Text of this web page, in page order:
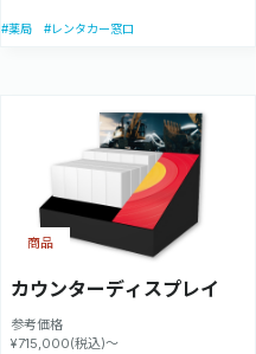
#薬局 #レンタカー窓口
カウンターディスプレイ
参考価格
¥715,000(税込)～
商品